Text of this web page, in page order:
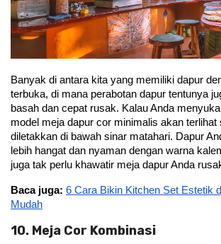
Banyak di antara kita yang memiliki dapur
terbuka, di mana perabotan dapur tentunya
basah dan cepat rusak. Kalau Anda
model meja dapur cor minimalis akan terlihat
diletakkan di bawah sinar matahari. Dapur
lebih hangat dan nyaman dengan warna
juga tak perlu khawatir meja dapur Anda
Baca juga: 6 Cara Bikin Kitchen Set Estetik
Mudah
10. Meja Cor Kombinasi